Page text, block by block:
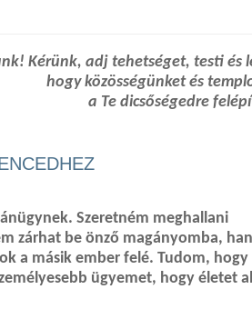
Kérünk, adj tehetséget, testi és
hogy közösségünket és
a Te dicsőségedre
Szeretném meghallani
zárhat be önző magányomba,
a másik ember felé. Tudom,
ügyemet, hogy életet